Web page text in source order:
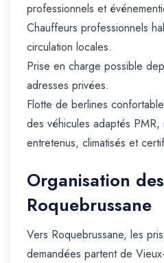
professionnels et
Chauffeurs professionnels
circulation locales.
Prise en charge possible
adresses privées.
Flotte de berlines
des véhicules adaptés PMR,
entretenus, climatisés et
Organisation
Roquebrussane
Vers Roquebrussane, les
demandées partent de